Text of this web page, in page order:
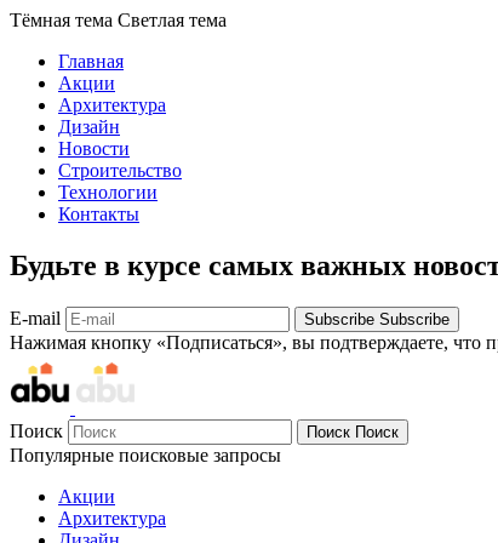
Тёмная тема Светлая тема
Главная
Акции
Архитектура
Дизайн
Новости
Строительство
Технологии
Контакты
Будьте в курсе самых важных
E-mail Subscribe Subscribe
Нажимая кнопку «Подписаться», вы подтверждаете, что
Поиск Поиск Поиск
Популярные поисковые запросы
Акции
Архитектура